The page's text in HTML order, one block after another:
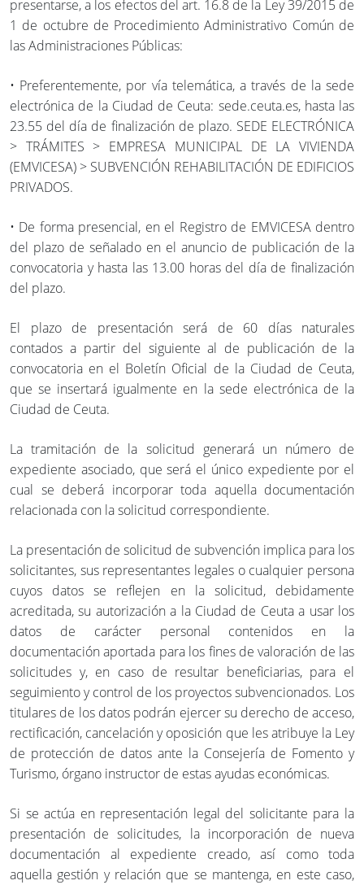
presentarse, a los efectos del art. 16.8 de la Ley 39/2015 de
1 de octubre de Procedimiento Administrativo Común de
las Administraciones Públicas:
• Preferentemente, por vía telemática, a través de la sede
electrónica de la Ciudad de Ceuta: sede.ceuta.es, hasta las
23.55 del día de finalización de plazo. SEDE ELECTRÓNICA
> TRÁMITES > EMPRESA MUNICIPAL DE LA VIVIENDA
(EMVICESA) > SUBVENCIÓN REHABILITACIÓN DE EDIFICIOS
PRIVADOS.
• De forma presencial, en el Registro de EMVICESA dentro
del plazo de señalado en el anuncio de publicación de la
convocatoria y hasta las 13.00 horas del día de finalización
del plazo.
El plazo de presentación será de 60 días naturales
contados a partir del siguiente al de publicación de la
convocatoria en el Boletín Oficial de la Ciudad de Ceuta,
que se insertará igualmente en la sede electrónica de la
Ciudad de Ceuta.
La tramitación de la solicitud generará un número de
expediente asociado, que será el único expediente por el
cual se deberá incorporar toda aquella documentación
relacionada con la solicitud correspondiente.
La presentación de solicitud de subvención implica para los
solicitantes, sus representantes legales o cualquier persona
cuyos datos se reflejen en la solicitud, debidamente
acreditada, su autorización a la Ciudad de Ceuta a usar los
datos de carácter personal contenidos en la
documentación aportada para los fines de valoración de las
solicitudes y, en caso de resultar beneficiarias, para el
seguimiento y control de los proyectos subvencionados. Los
titulares de los datos podrán ejercer su derecho de acceso,
rectificación, cancelación y oposición que les atribuye la Ley
de protección de datos ante la Consejería de Fomento y
Turismo, órgano instructor de estas ayudas económicas.
Si se actúa en representación legal del solicitante para la
presentación de solicitudes, la incorporación de nueva
documentación al expediente creado, así como toda
aquella gestión y relación que se mantenga, en este caso,